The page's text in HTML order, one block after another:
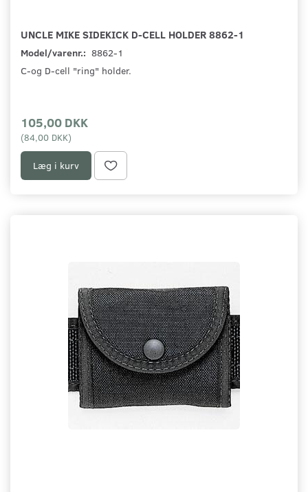
UNCLE MIKE SIDEKICK D-CELL HOLDER 8862-1
Model/varenr.: 8862-1
C-og D-cell "ring" holder.
105,00 DKK
(84,00 DKK)
Læg i kurv